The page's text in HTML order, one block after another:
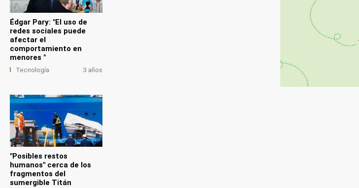
Édgar Pary: "El uso de
redes sociales puede
afectar el
comportamiento en
menores "
Tecnología 3 años
"Posibles restos
humanos" cerca de los
fragmentos del
sumergible Titán